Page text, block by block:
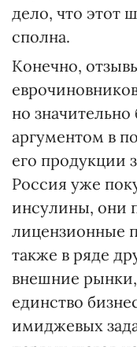
дело, что этот
сполна.
Конечно,
но
аргументом в
его продукции
Россия уже
инсулины, они
лицензионные
также в ряде
внешние
единство
имиджевых